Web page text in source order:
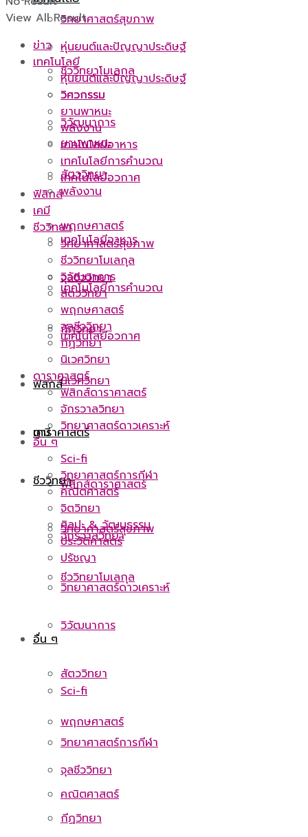
วิทยาศาสตร์สุขภาพ
ชีววิทยาโมเลกุล
วิวัฒนาการ
สัตววิทยา
พฤกษศาสตร์
จุลชีววิทยา
กีฏวิทยา
นิเวศวิทยา
ดาราศาสตร์
ฟิสิกส์ดาราศาสตร์
จักรวาลวิทยา
วิทยาศาสตร์ดาวเคราะห์
อื่น ๆ
Sci-fi
วิทยาศาสตร์การกีฬา
คณิตศาสตร์
หุ่นยนต์และปัญญาประดิษฐ์
วิศวกรรม
ยานพาหนะ
พลังงาน
เทคโนโลยีอาหาร
เทคโนโลยีการคำนวณ
เทคโนโลยีอวกาศ
ฟิสิกส์
เคมี
ชีววิทยา
วิทยาศาสตร์สุขภาพ
ชีววิทยาโมเลกุล
วิวัฒนาการ
สัตววิทยา
พฤกษศาสตร์
จุลชีววิทยา
กีฏวิทยา
View All Result
ข่าว
เทคโนโลยี
หุ่นยนต์และปัญญาประดิษฐ์
วิศวกรรม
ยานพาหนะ
พลังงาน
เทคโนโลยีอาหาร
เทคโนโลยีการคำนวณ
เทคโนโลยีอวกาศ
ฟิสิกส์
เคมี
ชีววิทยา
วิทยาศาสตร์สุขภาพ
ชีววิทยาโมเลกุล
วิวัฒนาการ
สัตววิทยา
พฤกษศาสตร์
จุลชีววิทยา
กีฏวิทยา
นิเวศวิทยา
ดาราศาสตร์
ฟิสิกส์ดาราศาสตร์
จักรวาลวิทยา
วิทยาศาสตร์ดาวเคราะห์
อื่น ๆ
Sci-fi
วิทยาศาสตร์การกีฬา
คณิตศาสตร์
จิตวิทยา
ศิลปะ & วัฒนธรรม
ประวัติศาสตร์
ปรัชญา